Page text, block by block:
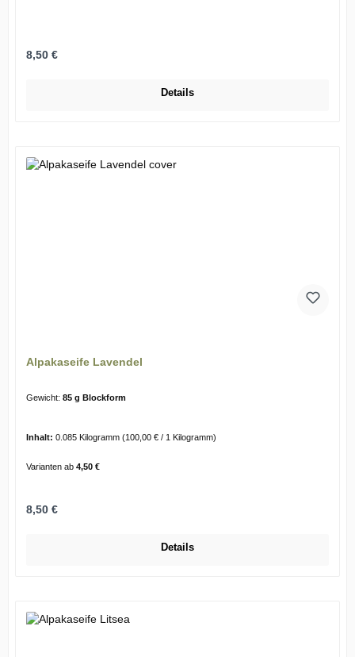
Regulärer Preis:
8,50 €
Details
Alpakaseife Lavendel
Gewicht: 85 g Blockform
Inhalt: 0.085 Kilogramm (100,00 € / 1 Kilogramm)
Varianten ab4,50 €
Regulärer Preis:
8,50 €
Details